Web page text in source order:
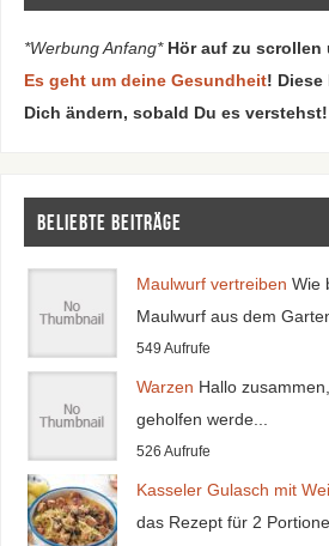
*Werbung Anfang* Hör auf zu
Es geht um deine Gesundheit! Diese
Dich ändern, sobald Du es verstehst!
Beliebte Beiträge
Maulwurf vertreiben Wie
Maulwurf aus dem
549 Aufrufe
Warzen Hallo
geholfen werde...
526 Aufrufe
Kasseler Gulasch mit
das Rezept für 2